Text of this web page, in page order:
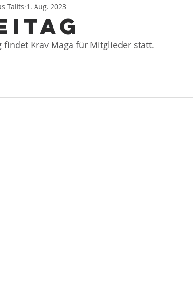
Talits 1. Aug. 2023
findet Krav Maga für Mitglieder statt.